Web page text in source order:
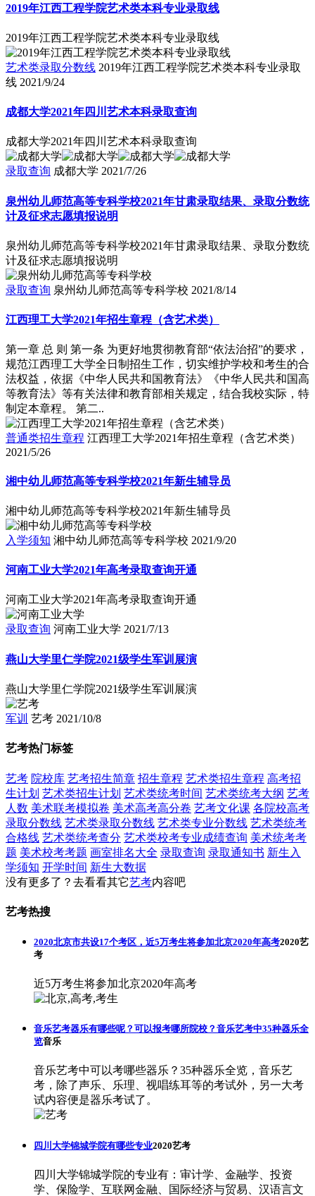
2019年江西工程学院艺术类本科专业录取线
2019年江西工程学院艺术类本科专业录取线
艺术类录取分数线 2019年江西工程学院艺术类本科专业录取
线 2021/9/24
成都大学2021年四川艺术本科录取查询
成都大学2021年四川艺术本科录取查询
录取查询 成都大学 2021/7/26
泉州幼儿师范高等专科学校2021年甘肃录取结果、录取分数统
计及征求志愿填报说明
泉州幼儿师范高等专科学校2021年甘肃录取结果、录取分数统
计及征求志愿填报说明
录取查询 泉州幼儿师范高等专科学校 2021/8/14
江西理工大学2021年招生章程（含艺术类）
第一章 总 则 第一条 为更好地贯彻教育部“依法治招”的要求，
规范江西理工大学全日制招生工作，切实维护学校和考生的合
法权益，依据《中华人民共和国教育法》《中华人民共和国高
等教育法》等有关法律和教育部相关规定，结合我校实际，特
制定本章程。 第二..
普通类招生章程 江西理工大学2021年招生章程（含艺术类）
2021/5/26
湘中幼儿师范高等专科学校2021年新生辅导员
湘中幼儿师范高等专科学校2021年新生辅导员
入学须知 湘中幼儿师范高等专科学校 2021/9/20
河南工业大学2021年高考录取查询开通
河南工业大学2021年高考录取查询开通
录取查询 河南工业大学 2021/7/13
燕山大学里仁学院2021级学生军训展演
燕山大学里仁学院2021级学生军训展演
军训 艺考 2021/10/8
艺考热门标签
艺考 院校库 艺考招生简章 招生章程 艺术类招生章程 高考招
生计划 艺术类招生计划 艺术类统考时间 艺术类统考大纲 艺考
人数 美术联考模拟卷 美术高考高分卷 艺考文化课 各院校高考
录取分数线 艺术类录取分数线 艺术类专业分数线 艺术类统考
合格线 艺术类统考查分 艺术类校考专业成绩查询 美术统考考
题 美术校考考题 画室排名大全 录取查询 录取通知书 新生入
学须知 开学时间 新生大数据
没有更多了？去看看其它艺考内容吧
艺考热搜
2020北京市共设17个考区，近5万考生将参加北京2020年高考2020艺
考
近5万考生将参加北京2020年高考
音乐艺考器乐有哪些呢？可以报考哪所院校？音乐艺考中35种器乐全
览音乐
音乐艺考中可以考哪些器乐？35种器乐全览，音乐艺
考，除了声乐、乐理、视唱练耳等的考试外，另一大考
试内容便是器乐考试了。
四川大学锦城学院有哪些专业2020艺考
四川大学锦城学院的专业有：审计学、金融学、投资
学、保险学、互联网金融、国际经济与贸易、汉语言文